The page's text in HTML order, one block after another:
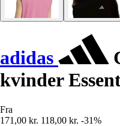
adidas
kvinder
Fra
171,00 kr. 118,00 kr. -31%